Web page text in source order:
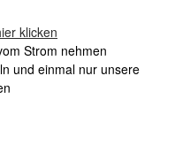
klicken
Strom nehmen
und einmal nur unsere